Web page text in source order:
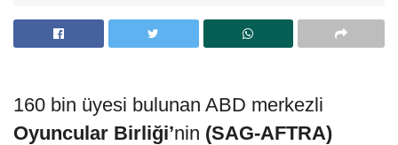
160 bin üyesi bulunan ABD merkezli
Oyuncular Birliği’nin (SAG-AFTRA)